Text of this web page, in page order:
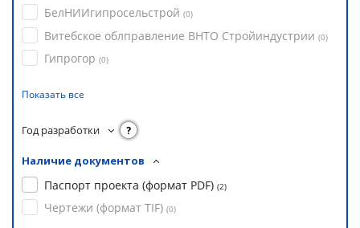
БелНИИгипросельстрой (0)
Витебское облправление ВНТО Стройиндустрии (0)
Гипрогор (0)
Показать все
Год разработки ?
Наличие документов
Паспорт проекта (формат PDF) (2)
Чертежи (формат TIF) (0)